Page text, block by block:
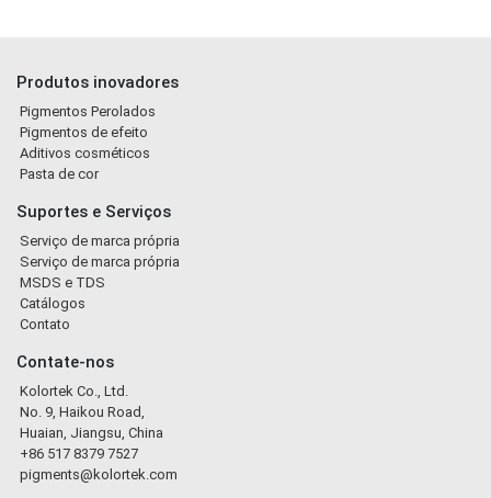
Produtos inovadores
Pigmentos Perolados
Pigmentos de efeito
Aditivos cosméticos
Pasta de cor
Suportes e Serviços
Serviço de marca própria
Serviço de marca própria
MSDS e TDS
Catálogos
Contato
Contate-nos
Kolortek Co., Ltd.
No. 9, Haikou Road,
Huaian, Jiangsu, China
+86 517 8379 7527
pigments@kolortek.com